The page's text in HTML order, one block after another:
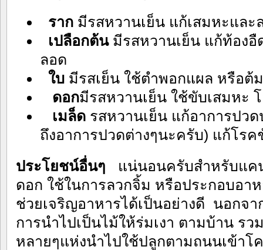
รากมีรสหวานเย็น แก้เสมหะและ
เปลือกต้นมีรสหวานเย็น แก้ท้องอื
ลอด
ใบมีรสเย็น ใช้ตำพอกแผล หรือต้
ดอกมีรสหวานเย็น ใช้ขับเสมหะ
เมล็ดรสหวานเย็น แก้อาการปว
ถึงอาการปวดต่างๆนะครับ) แก้โรค
ประโยชน์อื่นๆ
แน่นอนครับสำหรับแค
ดอก ใช้ในการลวกจิ้ม หรือประกอบอา
ช่วยเจริญอาหารได้เป็นอย่างดี นอกจ
การนำไปเป็นไม้ให้ร่มเงา ตามบ้าน ร
หลายๆแห่งนำไปใช้ปลูกตามถนนเข้าโ